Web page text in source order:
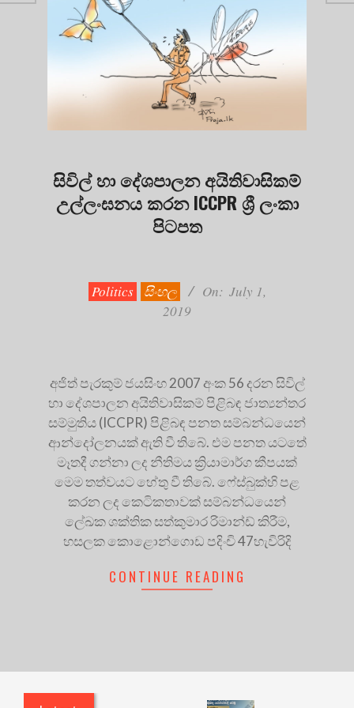
සිවිල් හා දේශපාලන අයිතිවාසිකම්
උල්ලංඝනය කරන ICCPR ශ්‍රී ලංකා
පිටපත
Politics සිංහල On: July 1,
2019
අජිත් පැරකුම් ජයසිංහ 2007 අංක 56 දරන සිවිල්
හා දේශපාලන අයිතිවාසිකම් පිළිබඳ ජාත්‍යන්තර
සම්මුතිය (ICCPR) පිළිබඳ පනත සම්බන්ධයෙන්
ආන්දෝලනයක් ඇති වී තිබේ. එම පනත යටතේ
මෑතදී ගන්නා ලද නීතිමය ක්‍රියාමාර්ග කීපයක්
මෙම තත්වයට හේතු වී තිබේ. ෆේස්බුක්හි පළ
කරන ලද කෙටිකතාවක් සම්බන්ධයෙන්
ලේඛක ශක්තික සත්කුමාර රිමාන්ඩ් කිරීම,
හසලක කොළොන්ගොඩ පදිංචි 47හැවිරිදි
CONTINUE READING